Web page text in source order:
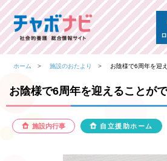
ホーム 施設のおたより お陰様で6周年を迎
お陰様で6周年を迎えることが
施設内行事 自立援助ホーム